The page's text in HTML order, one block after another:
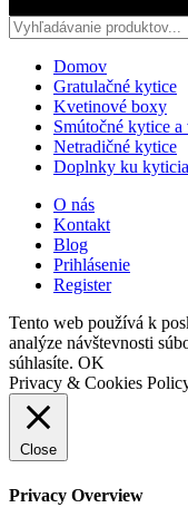
Domov
Gratulačné kytice
Kvetinové boxy
Smútočné kytice a
Netradičné kytice
Doplnky ku
O nás
Kontakt
Blog
Prihlásenie
Register
Tento web používá k
analýze návštevnosti
súhlasíte. OK
Privacy & Cookies
Close
Privacy Overview